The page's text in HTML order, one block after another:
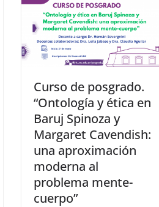
Curso de posgrado.
“Ontología y ética en
Baruj Spinoza y
Margaret Cavendish:
una aproximación
moderna al
problema mente-
cuerpo”